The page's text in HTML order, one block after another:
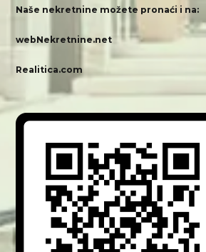
Naše nekretnine možete pronaći i na:
webNekretnine.net
Realitica.com